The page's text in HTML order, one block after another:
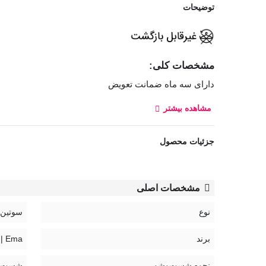
توضیحات
مشخصات کلی:
دارای سه ماه ضمانت تعویض
سوتین کد 4100 اما Ema، از جنس پارچه نخی است. کاپ سوتین دولایه و بند آن مدل رکابی پهن بوده که باعث می‌شود فشار کمتری به سینه و شانه‌ وارد شود.
سینه‌های بزرگ مناسب است که با پخش یکنواخت بافت
توجه:
مشاهده بیشتر
جزئیات محصول
مشخصات اصلی
نوع سوتین
برند Ema | اِما